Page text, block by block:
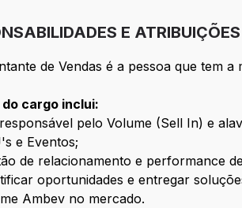
E ATRIBUIÇÕES
de Vendas é a pessoa que tem
cargo inclui:
pelo Volume (Sell In) e
e Eventos;
de relacionamento e performance
oportunidades e entregar
Ambev no mercado.